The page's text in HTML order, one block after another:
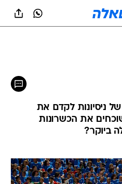
ניסיונות לקדם את
את הכשרונות
ביוקר?